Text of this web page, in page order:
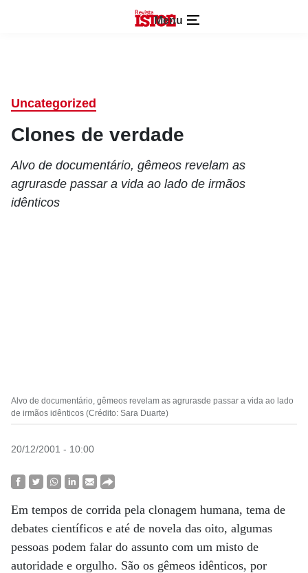
Menu
Uncategorized
Clones de verdade
Alvo de documentário, gêmeos revelam as
agrurasde passar a vida ao lado de irmãos
idênticos
Alvo de documentário, gêmeos revelam as agrurasde passar a vida ao lado
de irmãos idênticos (Crédito: Sara Duarte)
20/12/2001 - 10:00
Em tempos de corrida pela clonagem humana, tema de
debates científicos e até de novela das oito, algumas
pessoas podem falar do assunto com um misto de
autoridade e orgulho. São os gêmeos idênticos, por